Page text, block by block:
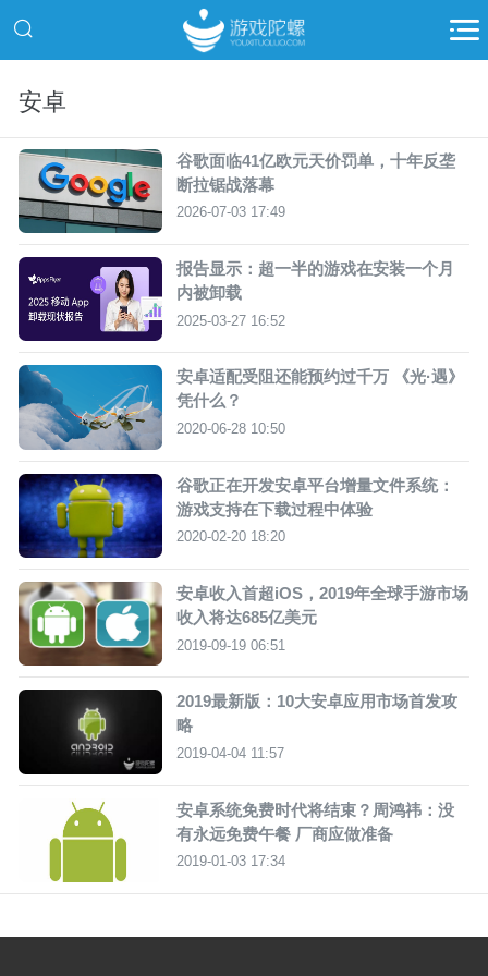
安卓
谷歌面临41亿欧元天价罚单，十年反垄
断拉锯战落幕
2026-07-03 17:49
报告显示：超一半的游戏在安装一个月
内被卸载
2025-03-27 16:52
安卓适配受阻还能预约过千万 《光·遇》
凭什么？
2020-06-28 10:50
谷歌正在开发安卓平台增量文件系统：
游戏支持在下载过程中体验
2020-02-20 18:20
安卓收入首超iOS，2019年全球手游市场
收入将达685亿美元
2019-09-19 06:51
2019最新版：10大安卓应用市场首发攻
略
2019-04-04 11:57
安卓系统免费时代将结束？周鸿祎：没
有永远免费午餐 厂商应做准备
2019-01-03 17:34